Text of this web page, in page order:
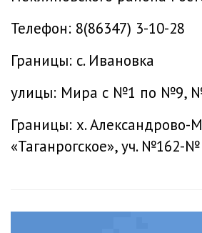
Телефон: 8(86347) 3-10-28
Границы: с. Ивановка
улицы: Мира с №1 по №9,
Границы: х. Александрово-
«Таганрогское», уч. №162-